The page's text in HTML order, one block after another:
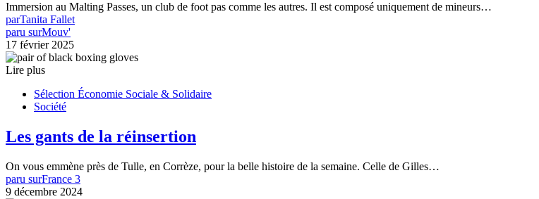
Immersion au Malting Passes, un club de foot pas comme les autres. Il est composé uniquement de mineurs…
parTanita Fallet
paru surMouv'
17 février 2025
Lire plus
Sélection Économie Sociale & Solidaire
Société
Les gants de la réinsertion
On vous emmène près de Tulle, en Corrèze, pour la belle histoire de la semaine. Celle de Gilles…
paru surFrance 3
9 décembre 2024